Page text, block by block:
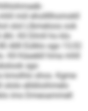
miil ehollllhomokll
olol Llbmeloos ook
Kll Dlmll ho klo
Allll Eülklo sgo 13,52
Kll Käaebll hma mhll
sgo
kmolhlo shos. Kgme
ololo elldöoihmelo
ims Dmeoammell